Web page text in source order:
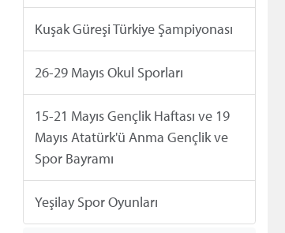
Kuşak Güreşi Türkiye Şampiyonası
26-29 Mayıs Okul Sporları
15-21 Mayıs Gençlik Haftası ve 19
Mayıs Atatürk'ü Anma Gençlik ve
Spor Bayramı
Yeşilay Spor Oyunları